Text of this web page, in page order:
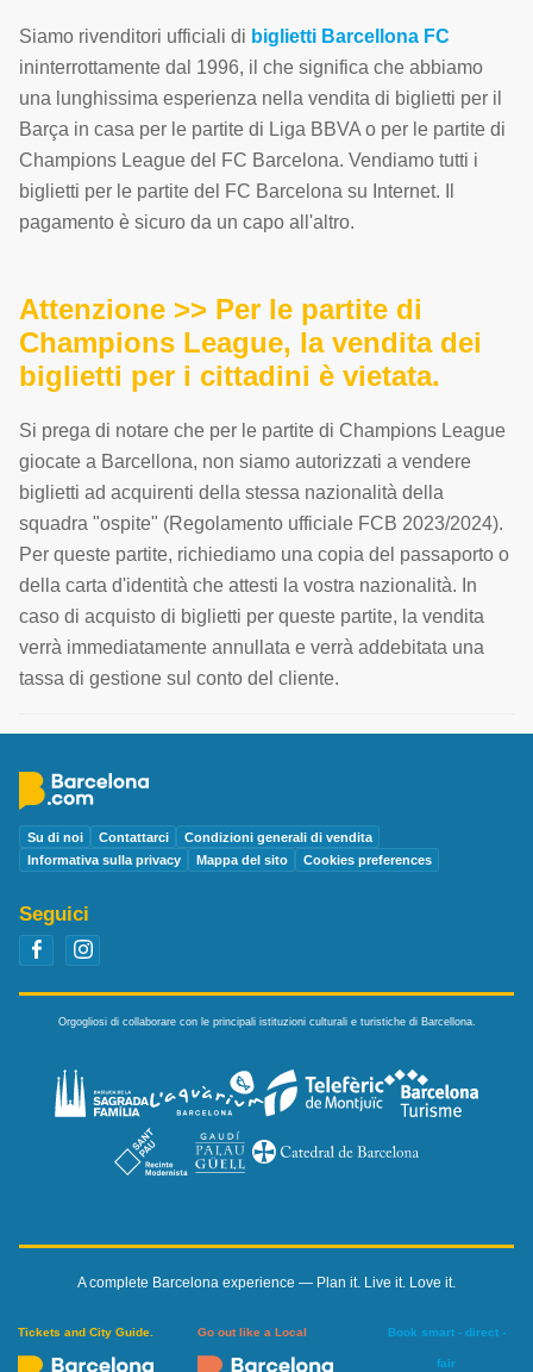
Siamo rivenditori ufficiali di biglietti Barcellona FC
ininterrottamente dal 1996, il che significa che abbiamo
una lunghissima esperienza nella vendita di biglietti per il
Barça in casa per le partite di Liga BBVA o per le partite di
Champions League del FC Barcelona. Vendiamo tutti i
biglietti per le partite del FC Barcelona su Internet. Il
pagamento è sicuro da un capo all'altro.
Attenzione >> Per le partite di
Champions League, la vendita dei
biglietti per i cittadini è vietata.
Si prega di notare che per le partite di Champions League
giocate a Barcellona, non siamo autorizzati a vendere
biglietti ad acquirenti della stessa nazionalità della
squadra "ospite" (Regolamento ufficiale FCB 2023/2024).
Per queste partite, richiediamo una copia del passaporto o
della carta d'identità che attesti la vostra nazionalità. In
caso di acquisto di biglietti per queste partite, la vendita
verrà immediatamente annullata e verrà addebitata una
tassa di gestione sul conto del cliente.
Su di noi Contattarci
Condizioni generali di vendita
Informativa sulla privacy
Mappa del sito Cookies preferences
Seguici
Orgogliosi di collaborare con le principali istituzioni culturali e turistiche di Barcellona.
A complete Barcelona experience — Plan it. Live it. Love it.
Tickets and City Guide. Go out like a Local Book smart - direct -
fair